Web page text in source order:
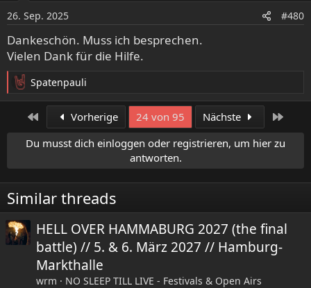
n
e
n
:
26. Sep. 2025 #480
Dankeschön. Muss ich besprechen.
Vielen Dank für die Hilfe.
R
e
o
n
e
n
:
Spatenpauli
Erste Vorherige 24 von 95 Nächste
Du musst dich einloggen oder registrieren, um hier zu
antworten.
Similar threads
HELL OVER HAMMABURG 2027 (the final
battle) // 5. & 6. März 2027 // Hamburg-
Markthalle
wrm
NO SLEEP TILL LIVE - Festivals & Open Airs